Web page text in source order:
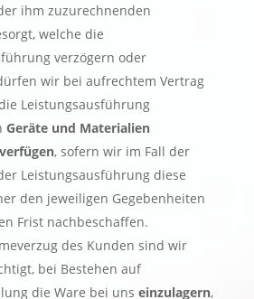
ihm zuzurechnenden
welche die
verzögern oder
wir bei aufrechtem Vertrag
Leistungsausführung
Geräte und Materialien
, sofern wir im Fall der
Leistungsausführung diese
den jeweiligen Gegebenheiten
Frist nachbeschaffen.
des Kunden sind wir
bei Bestehen auf
die Ware bei uns einzulagern,